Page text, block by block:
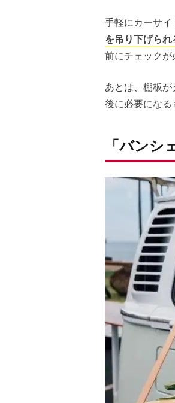
手軽にカーサ
を吊り下げられ
前にチェックが
あとは、棚板
後に必要になる
「バンシ